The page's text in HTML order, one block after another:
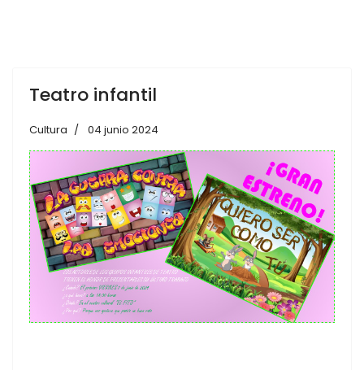
Teatro infantil
Cultura 04 junio 2024